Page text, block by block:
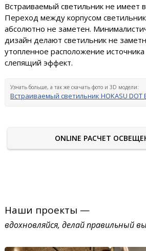
Встраиваемый светильник не имеет
Переход между корпусом
абсолютно не заметен.
дизайн делают светильник не
утопленное расположение источника
слепящий эффект.
Узнать больше, а так же скачать фото и 3D модели:
Встраиваемый светильник HOKASU DOT
ONLINE РАСЧЕТ
Наши проекты —
вдохновляйся, делай правильный